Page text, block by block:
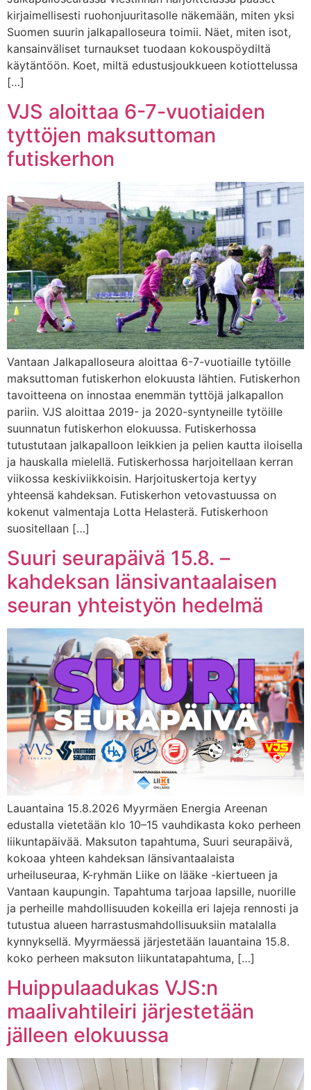
kirjaimellisesti ruohonjuuritasolle näkemään, miten yksi
Suomen suurin jalkapalloseura toimii. Näet, miten isot,
kansainväliset turnaukset tuodaan kokouspöydiltä
käytäntöön. Koet, miltä edustusjoukkueen kotiottelussa
[…]
VJS aloittaa 6-7-vuotiaiden
tyttöjen maksuttoman
futiskerhon
Vantaan Jalkapalloseura aloittaa 6-7-vuotiaille tytöille
maksuttoman futiskerhon elokuusta lähtien. Futiskerhon
tavoitteena on innostaa enemmän tyttöjä jalkapallon
pariin. VJS aloittaa 2019- ja 2020-syntyneille tytöille
suunnatun futiskerhon elokuussa. Futiskerhossa
tutustutaan jalkapalloon leikkien ja pelien kautta iloisella
ja hauskalla mielellä. Futiskerhossa harjoitellaan kerran
viikossa keskiviikkoisin. Harjoituskertoja kertyy
yhteensä kahdeksan. Futiskerhon vetovastuussa on
kokenut valmentaja Lotta Helasterä. Futiskerhoon
suositellaan […]
Suuri seurapäivä 15.8. –
kahdeksan länsivantaalaisen
seuran yhteistyön hedelmä
Lauantaina 15.8.2026 Myyrmäen Energia Areenan
edustalla vietetään klo 10–15 vauhdikasta koko perheen
liikuntapäivää. Maksuton tapahtuma, Suuri seurapäivä,
kokoaa yhteen kahdeksan länsivantaalaista
urheiluseuraa, K-ryhmän Liike on lääke -kiertueen ja
Vantaan kaupungin. Tapahtuma tarjoaa lapsille, nuorille
ja perheille mahdollisuuden kokeilla eri lajeja rennosti ja
tutustua alueen harrastusmahdollisuuksiin matalalla
kynnyksellä. Myyrmäessä järjestetään lauantaina 15.8.
koko perheen maksuton liikuntatapahtuma, […]
Huippulaadukas VJS:n
maalivahtileiri järjestetään
jälleen elokuussa